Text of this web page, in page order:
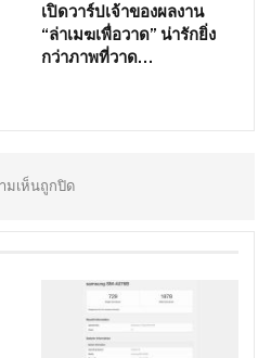
เปิดวาร์ปเจ้าของผลงาน
“ล่าเมฆเพื่อวาด” น่ารักยิ่ง
กว่าภาพที่วาด…
มเห็นถูกปิด